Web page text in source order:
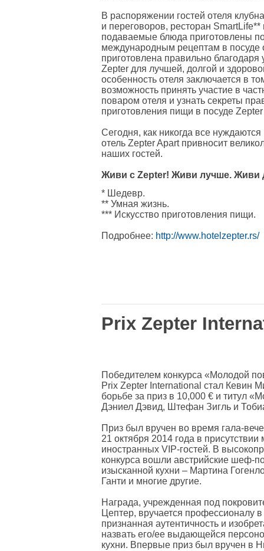
В распоряжении гостей отеля
и переговоров, ресторан
подаваемые блюда приготовлены
международным рецептам в посуде
приготовлена правильно
Zepter для лучшей, долгой и
особенность отеля заключается в
возможность принять участие в
поваром отеля и узнать секреты
приготовления пищи в посуде
Сегодня, как никогда все
отель Zepter Apart привносит
наших гостей.
Живи с Zepter! Живи лучше. Живи
* Шедевр.
** Умная жизнь.
*** Искусство приготовления пищи.
Подробнее: http://www.hotelzepter.rs/
Prix Zepter
Победителем конкурса «Молодой
Prix Zepter International стал Кевин
борьбе за приз в 10,000 € и титул
Дэниел Дэвид, Штефан Зигль и
Приз был вручен во время гала-
21 октября 2014 года в
иностранных VIP-гостей. В
конкурса вошли австрийские шеф-
изысканной кухни – Мартина
Ганти и многие другие.
Награда, учрежденная под
Цептер, вручается профессионалу в
признанная аутентичность и
назвать его/ее выдающейся
кухни. Впервые приз был вручен в